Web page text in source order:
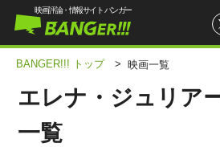
映画評論・情報サイト バンガー
BANGER!!! トップ > 映画一覧
エレナ・ジュリア
一覧